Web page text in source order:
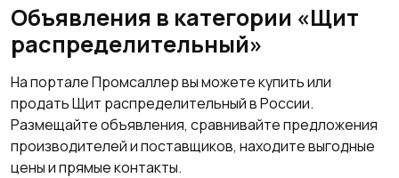
Объявления в категории «Щит
распределительный»
На портале Промсаллер вы можете купить или
продать Щит распределительный в России.
Размещайте объявления, сравнивайте предложения
производителей и поставщиков, находите выгодные
цены и прямые контакты.